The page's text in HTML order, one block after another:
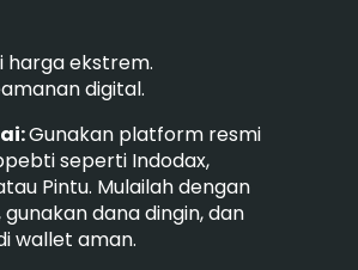
harga ekstrem.
digital.
Gunakan platform resmi
seperti Indodax,
Pintu. Mulailah dengan
dana dingin, dan
wallet aman.